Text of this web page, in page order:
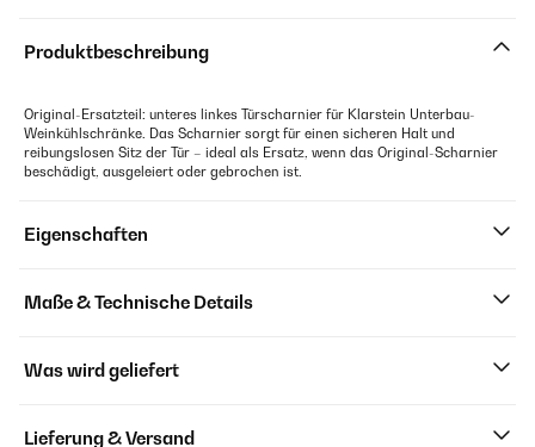
Produktbeschreibung
Original-Ersatzteil: unteres linkes Türscharnier für Klarstein Unterbau-
Weinkühlschränke. Das Scharnier sorgt für einen sicheren Halt und
reibungslosen Sitz der Tür – ideal als Ersatz, wenn das Original-Scharnier
beschädigt, ausgeleiert oder gebrochen ist.
Eigenschaften
Maße & Technische Details
Was wird geliefert
Lieferung & Versand